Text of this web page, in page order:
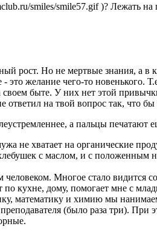
)? Лежать на
рост. Но не мертвые знания, а в
желание чего-то новенького.
быте. У них нет этой
на твой вопрос так, что
а пальцы печатают
не хватает на органические
с маслом, и с положенным
человеком. Многое стало
кухне, дому, помогает мне с
математику и химию мы
(было раза три). При